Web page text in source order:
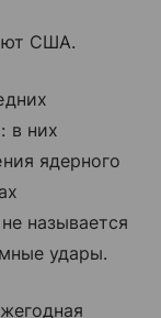
США.
в них
ядерного
называется
удары.